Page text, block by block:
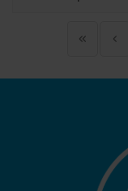
« ‹